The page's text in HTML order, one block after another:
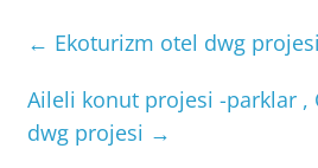
← Ekoturizm otel dwg projesi
Aileli konut projesi -parklar ,
dwg projesi →